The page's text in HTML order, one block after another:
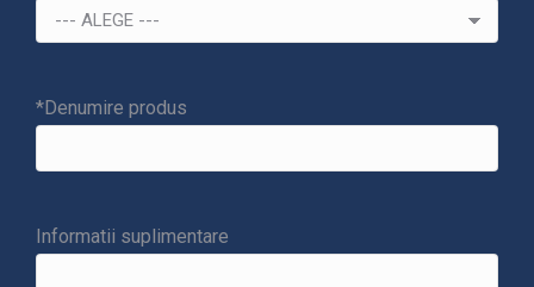
*Denumire produs
Informatii suplimentare